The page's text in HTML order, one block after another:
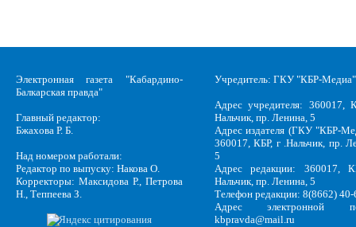
Электронная газета "Кабардино-
Балкарская правда"
Главный редактор:
Бжахова Р. Б.
Над номером работали:
Редактор по выпуску: Накова О.
Корректоры: Максидова Р., Петрова
Н., Теппеева З.
Учредитель: ГКУ "КБР-Медиа"
Адрес учредителя: 360017,
Нальчик, пр. Ленина, 5
Адрес издателя (ГКУ "КБР-
360017, КБР, г .Нальчик, пр.
5
Адрес редакции: 360017,
Нальчик, пр. Ленина, 5
Телефон редакции: 8(8662)
Адрес электронной
kbpravda@mail.ru